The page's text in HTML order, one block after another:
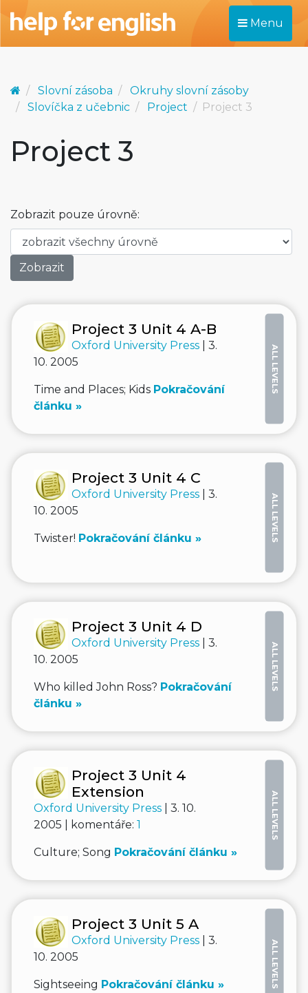
Menu
Slovní zásoba
Okruhy slovní zásoby
Slovíčka z učebnic
Project Project 3
Project 3
Zobrazit pouze úrovně:
ALL LEVELS
Project 3 Unit 4 A-B
Oxford University Press
| 3.
10. 2005
Time and Places; Kids Pokračování
článku »
ALL LEVELS
Project 3 Unit 4 C
Oxford University Press
| 3.
10. 2005
Twister! Pokračování článku »
ALL LEVELS
Project 3 Unit 4 D
Oxford University Press
| 3.
10. 2005
Who killed John Ross? Pokračování
článku »
ALL LEVELS
Project 3 Unit 4
Extension
Oxford University Press
| 3. 10.
2005 | komentáře: 1
Culture; Song Pokračování článku »
ALL LEVELS
Project 3 Unit 5 A
Oxford University Press
| 3.
10. 2005
Sightseeing Pokračování článku »